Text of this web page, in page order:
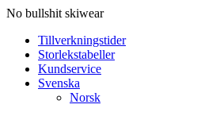
No bullshit skiwear
Tillverkningstider
Storlekstabeller
Kundservice
Svenska
Norsk